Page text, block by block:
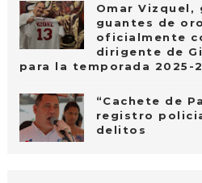
Omar Vizquel,
guantes de
oficialmente
dirigente de
para la temporada 2025-
“Cachete de
registro
delitos